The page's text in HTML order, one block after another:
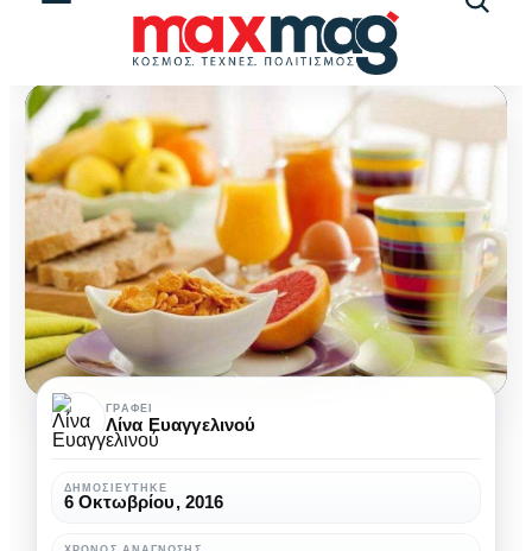
σωστή
διατροφή
από
ΓΡΆΦΕΙ
Λίνα Ευαγγελινού
ΔΗΜΟΣΙΕΎΤΗΚΕ
6 Οκτωβρίου, 2016